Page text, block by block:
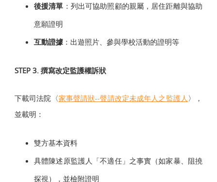
後援清單 ：列出可協助照顧的親屬，居住距離與協助
意願證明
互動證據 ：出遊照片、參與學校活動的證明等
STEP 3. 撰寫改定監護權訴狀
下載司法院〈家事聲請狀--聲請改定未成年人之監護人 〉，
並載明：
雙方基本資料
具體陳述原監護人「不適任」之事實（如家暴、阻撓
探視），並檢附證明